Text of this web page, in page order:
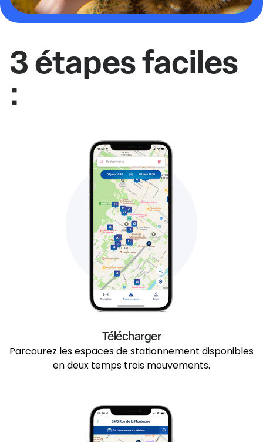
3 étapes faciles
:
Télécharger
Parcourez les espaces de stationnement disponibles
en deux temps trois mouvements.